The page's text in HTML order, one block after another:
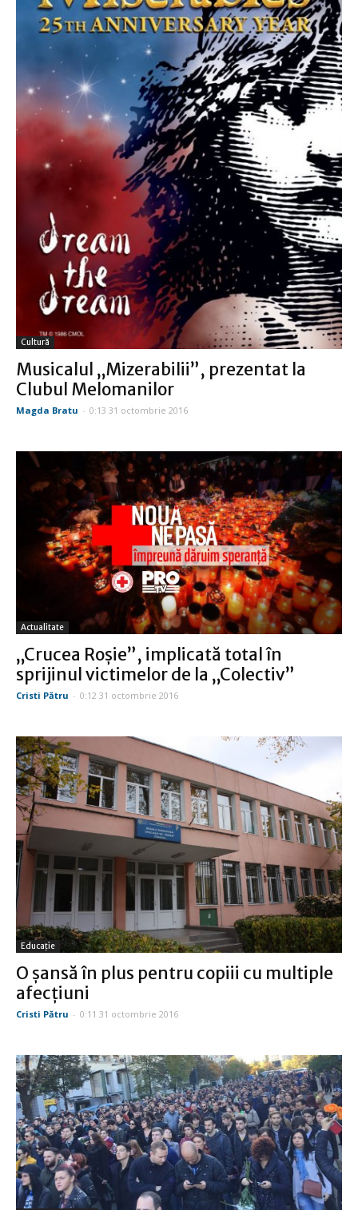
Cultură
Musicalul „Mizerabilii”, prezentat la
Clubul Melomanilor
Magda Bratu - 0:13 31 octombrie 2016
Actualitate
„Crucea Roşie”, implicată total în
sprijinul victimelor de la „Colectiv”
Cristi Pătru - 0:12 31 octombrie 2016
Educație
O şansă în plus pentru copiii cu multiple
afecţiuni
Cristi Pătru - 0:11 31 octombrie 2016